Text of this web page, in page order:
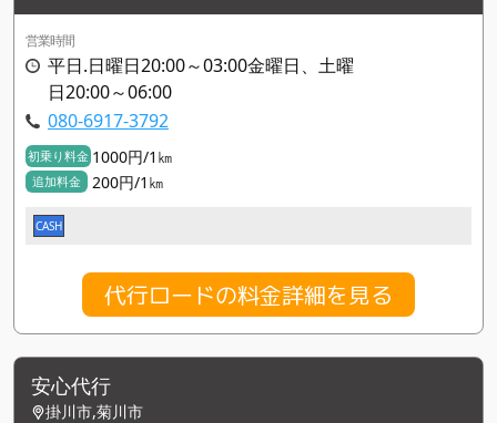
営業時間
平日.日曜日20:00～03:00金曜日、土曜
日20:00～06:00
080-6917-3792
初乗り料金 1000円/1㎞
追加料金 200円/1㎞
CASH
代行ロードの料金詳細を見る
安心代行
掛川市,菊川市